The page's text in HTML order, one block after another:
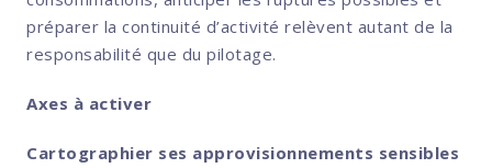
préparer la continuité d’activité relèvent autant de la
responsabilité que du pilotage.
Axes à activer
Cartographier ses approvisionnements sensibles